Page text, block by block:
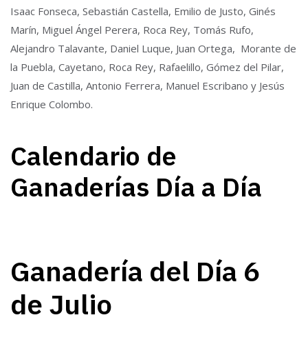
Isaac Fonseca, Sebastián Castella, Emilio de Justo, Ginés
Marín, Miguel Ángel Perera, Roca Rey, Tomás Rufo,
Alejandro Talavante, Daniel Luque, Juan Ortega, Morante de
la Puebla, Cayetano, Roca Rey, Rafaelillo, Gómez del Pilar,
Juan de Castilla, Antonio Ferrera, Manuel Escribano y Jesús
Enrique Colombo.
Calendario de
Ganaderías Día a Día
Ganadería del Día 6
de Julio